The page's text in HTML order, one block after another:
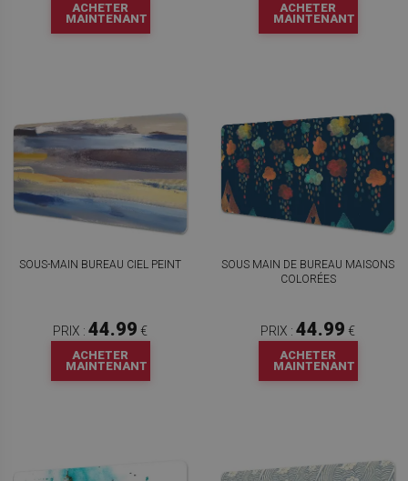
ACHETER
MAINTENANT
ACHETER
MAINTENANT
SOUS-MAIN BUREAU CIEL PEINT
PRIX : 44.99 €
ACHETER
MAINTENANT
SOUS MAIN DE BUREAU MAISONS
COLORÉES
PRIX : 44.99 €
ACHETER
MAINTENANT